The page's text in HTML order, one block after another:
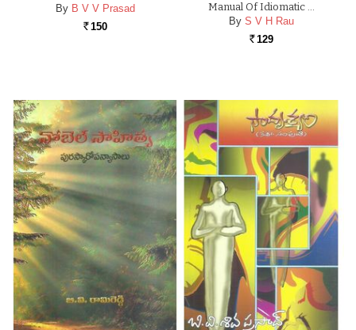
By B V V Prasad
Rs. 150
Manual Of Idiomatic …
By S V H Rau
Rs. 129